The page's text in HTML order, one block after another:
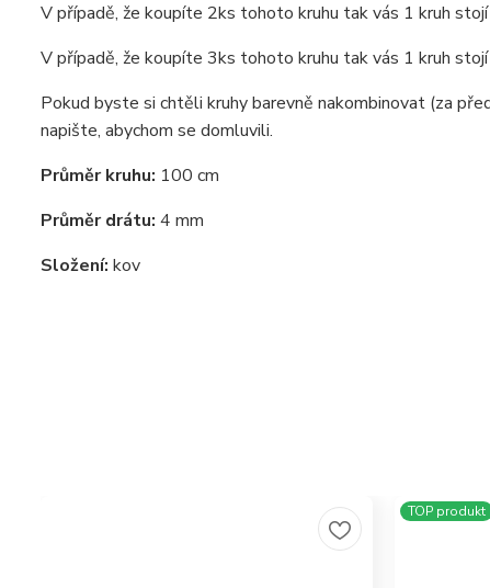
V případě, že koupíte 2ks tohoto kruhu tak vás 1 kruh
V případě, že koupíte 3ks tohoto kruhu tak vás 1 kruh
Pokud byste si chtěli kruhy barevně nakombinovat (za
napište, abychom se domluvili.
Průměr kruhu: 100 cm
Průměr drátu: 4 mm
Složení: kov
TOP produkt